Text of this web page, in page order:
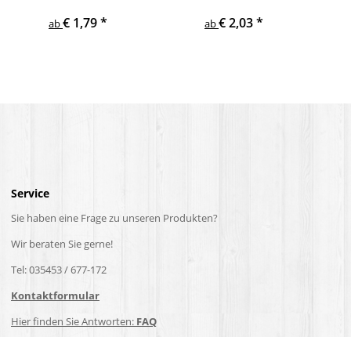
ab€ 1,79*
ab€ 2,03*
Service
Sie haben eine Frage zu unseren Produkten?
Wir beraten Sie gerne!
Tel: 035453 / 677-172
Kontaktformular
Hier finden Sie Antworten: FAQ